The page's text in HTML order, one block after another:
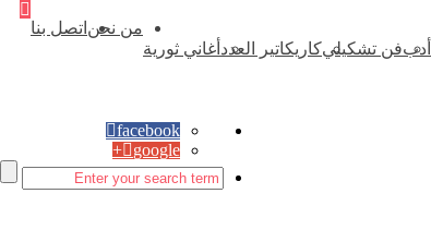
أدبفن تشكيليكاريكاتير العدد أغاني ثورية
من نحن اتصل بنا
facebook
google+